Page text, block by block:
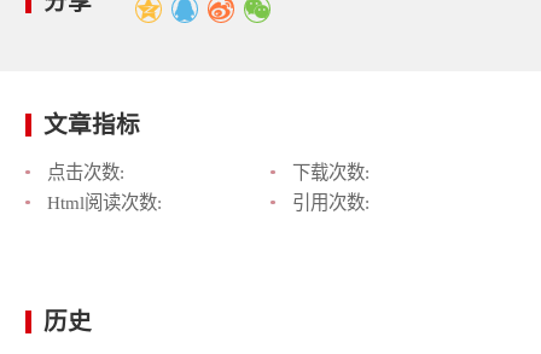
文章指标
点击次数:
下载次数:
Html阅读次数:
引用次数:
历史